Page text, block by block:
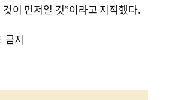
이 먼저일 것”이라고 지적했다.
지